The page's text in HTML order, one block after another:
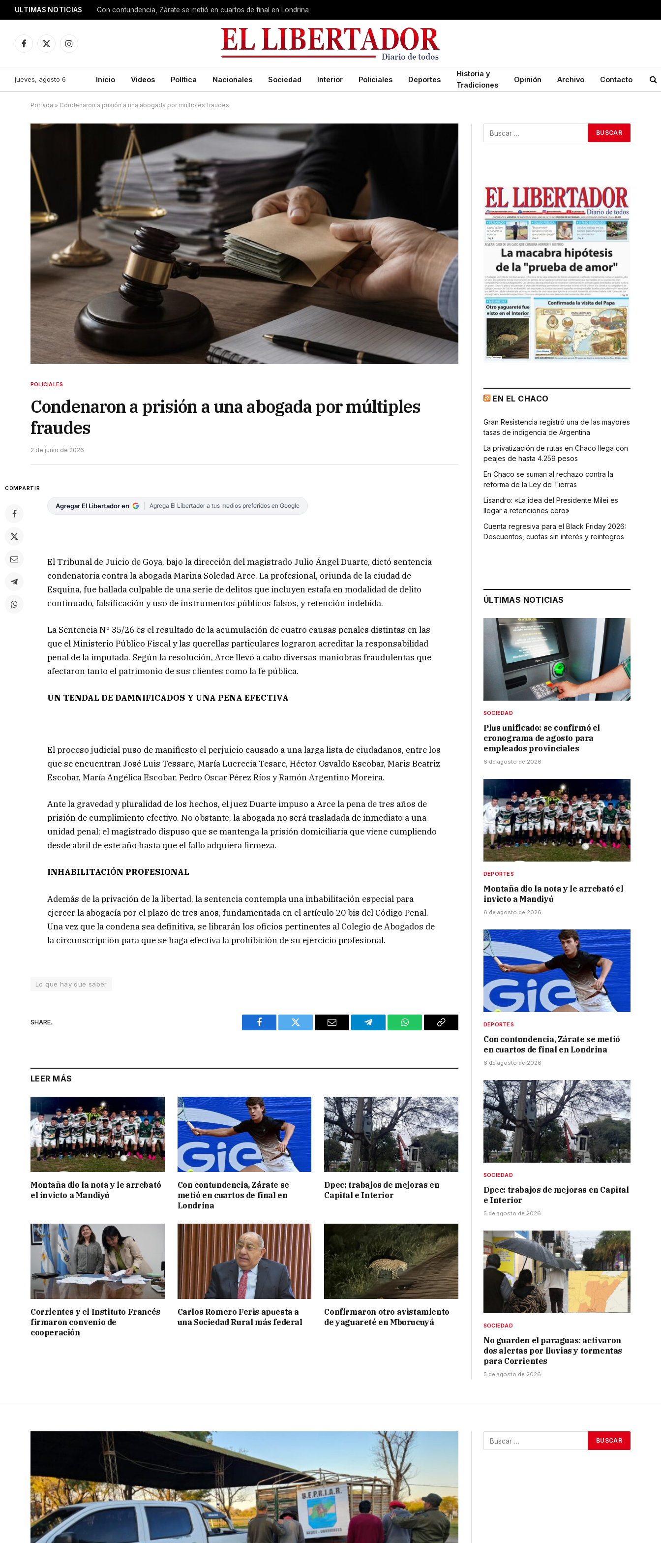
ULTIMAS NOTICIAS Con contundencia, Zárate se metió en cuartos de final en Londrina
Facebook
X
Instagram
jueves, agosto 6 Inicio Videos Política Nacionales Sociedad Interior Policiales Deportes
Historia y
Tradiciones
Opinión Archivo Contacto
Portada » Condenaron a prisión a una abogada por múltiples fraudes
POLICIALES
Condenaron a prisión a una abogada por múltiples
fraudes
2 de junio de 2026
COMPARTIR
Agregar El Libertador en Agrega El Libertador a tus medios preferidos en Google
El Tribunal de Juicio de Goya, bajo la dirección del magistrado Julio Ángel Duarte, dictó sentencia
condenatoria contra la abogada Marina Soledad Arce. La profesional, oriunda de la ciudad de
Esquina, fue hallada culpable de una serie de delitos que incluyen estafa en modalidad de delito
continuado, falsificación y uso de instrumentos públicos falsos, y retención indebida.
La Sentencia Nº 35/26 es el resultado de la acumulación de cuatro causas penales distintas en las
que el Ministerio Público Fiscal y las querellas particulares lograron acreditar la responsabilidad
penal de la imputada. Según la resolución, Arce llevó a cabo diversas maniobras fraudulentas que
afectaron tanto el patrimonio de sus clientes como la fe pública.
UN TENDAL DE DAMNIFICADOS Y UNA PENA EFECTIVA
El proceso judicial puso de manifiesto el perjuicio causado a una larga lista de ciudadanos, entre los
que se encuentran José Luis Tessare, María Lucrecia Tesare, Héctor Osvaldo Escobar, Maris Beatriz
Escobar, María Angélica Escobar, Pedro Oscar Pérez Ríos y Ramón Argentino Moreira.
Ante la gravedad y pluralidad de los hechos, el juez Duarte impuso a Arce la pena de tres años de
prisión de cumplimiento efectivo. No obstante, la abogada no será trasladada de inmediato a una
unidad penal; el magistrado dispuso que se mantenga la prisión domiciliaria que viene cumpliendo
desde abril de este año hasta que el fallo adquiera firmeza.
INHABILITACIÓN PROFESIONAL
Además de la privación de la libertad, la sentencia contempla una inhabilitación especial para
ejercer la abogacía por el plazo de tres años, fundamentada en el artículo 20 bis del Código Penal.
Una vez que la condena sea definitiva, se librarán los oficios pertinentes al Colegio de Abogados de
la circunscripción para que se haga efectiva la prohibición de su ejercicio profesional.
Lo que hay que saber
SHARE.
Facebook Twitter Email Telegram WhatsAppCopy
LEER MÁS
Montaña dio la nota y le arrebató
el invicto a Mandiyú
Con contundencia, Zárate se
metió en cuartos de final en
Londrina
Dpec: trabajos de mejoras en
Capital e Interior
Corrientes y el Instituto Francés
firmaron convenio de
cooperación
Carlos Romero Feris apuesta a
una Sociedad Rural más federal
Confirmaron otro avistamiento
de yaguareté en Mburucuyá
EN EL CHACO
Gran Resistencia registró una de las mayores
tasas de indigencia de Argentina
La privatización de rutas en Chaco llega con
peajes de hasta 4.259 pesos
En Chaco se suman al rechazo contra la
reforma de la Ley de Tierras
Lisandro: «La idea del Presidente Milei es
llegar a retenciones cero»
Cuenta regresiva para el Black Friday 2026:
Descuentos, cuotas sin interés y reintegros
ÚLTIMAS NOTICIAS
SOCIEDAD
Plus unificado: se confirmó el
cronograma de agosto para
empleados provinciales
6 de agosto de 2026
DEPORTES
Montaña dio la nota y le arrebató el
invicto a Mandiyú
6 de agosto de 2026
DEPORTES
Con contundencia, Zárate se metió
en cuartos de final en Londrina
6 de agosto de 2026
SOCIEDAD
Dpec: trabajos de mejoras en Capital
e Interior
5 de agosto de 2026
SOCIEDAD
No guarden el paraguas: activaron
dos alertas por lluvias y tormentas
para Corrientes
5 de agosto de 2026